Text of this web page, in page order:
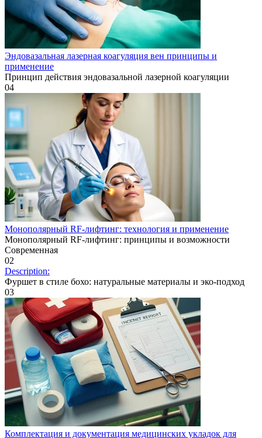
Эндовазальная лазерная коагуляция вен принципы и
применение
Принцип действия эндовазальной лазерной коагуляции
04
Монополярный RF-лифтинг: технология и применение
Монополярный RF-лифтинг: принципы и возможности
Современная
02
Description:
Фуршет в стиле бохо: натуральные материалы и эко-подход
03
Комплектация и документация медицинских укладок для